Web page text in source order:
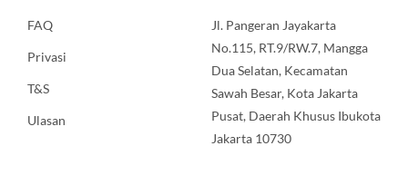
FAQ
Privasi
T&S
Ulasan
Jl. Pangeran Jayakarta
No.115, RT.9/RW.7, Mangga
Dua Selatan, Kecamatan
Sawah Besar, Kota Jakarta
Pusat, Daerah Khusus Ibukota
Jakarta 10730